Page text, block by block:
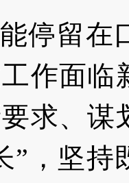
停留在
作面临
求、谋
”，坚